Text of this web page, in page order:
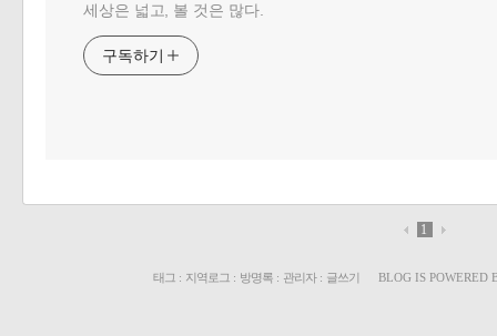
세상은 넓고, 볼 것은 많다.
구독하기
1
태그 : 지역로그 : 방명록 : 관리자: 글쓰기 BLOG IS POWERED